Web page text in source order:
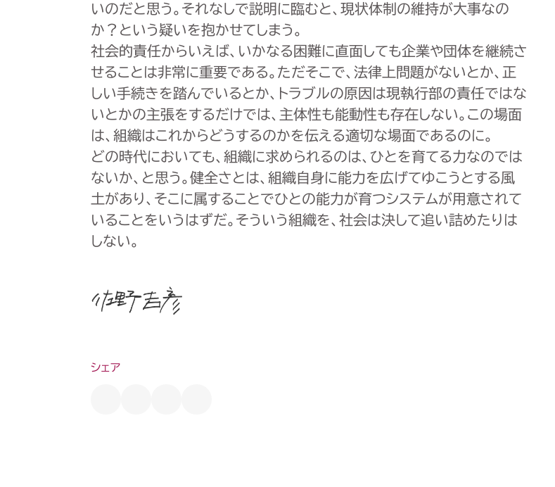
いのだと思う。それなしで説明に臨むと、現状体制の維持が大事なの
か？という疑いを抱かせてしまう。
社会的責任からいえば、いかなる困難に直面しても企業や団体を継続さ
せることは非常に重要である。ただそこで、法律上問題がないとか、正
しい手続きを踏んでいるとか、トラブルの原因は現執行部の責任ではな
いとかの主張をするだけでは、主体性も能動性も存在しない。この場面
は、組織はこれからどうするのかを伝える適切な場面であるのに。
どの時代においても、組織に求められるのは、ひとを育てる力なのでは
ないか、と思う。健全さとは、組織自身に能力を広げてゆこうとする風
土があり、そこに属することでひとの能力が育つシステムが用意されて
いることをいうはずだ。そういう組織を、社会は決して追い詰めたりは
しない。
シェア